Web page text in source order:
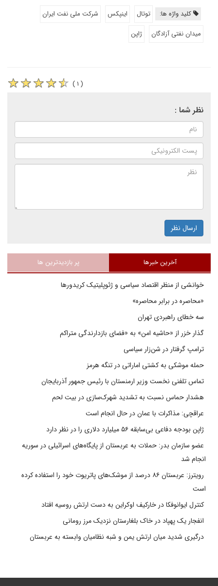
کلید واژه ها: توتال اینپکس
شرکت ملی نفت ایران
میدان نفتی آزادگان
ژاپن
( ۱ )
نظر شما :
ارسال نظر
آخرین خبرها پر بازدیدترین ها
خوانشی از منظر اقتصاد سیاسی و ژئوپلیتیک کریدورها
«محاصره در برابر محاصره»
سه خطای راهبردی تهران
گذار خزر از «حاشیه امن» به «فضای بازدارندگی متراکم
ترامپ گرفتار در شن‌زار سیاسی
حمله موشکی به کشتی اماراتی در تنگه هرمز
تماس تلفنی نخست وزیر ارمنستان با رئیس جمهور آذربایجان
هشدار حماس نسبت به تشدید شهرک‌سازی در بیت‌ لحم
عراقچی: مذاکرات با عمان در حال انجام است
ژاپن بودجه دفاعی بی‌سابقه ۵۶ میلیارد دلاری را در نظر دارد
عضو سازمان بدر: حملات به عربستان از پایگاه‌های اسرائیلی در سوریه
انجام شد
رویترز: عربستان ۸۶ درصد از موشک‌های پاتریوت خود را استفاده کرده
است
کنترل ایوانوفکا در خارکیف اوکراین به دست ارتش روسیه افتاد
انفجار یک پهپاد در خاک بلغارستان نزدیک مرز رومانی
درگیری شدید میان ارتش یمن و شبه نظامیان وابسته به عربستان